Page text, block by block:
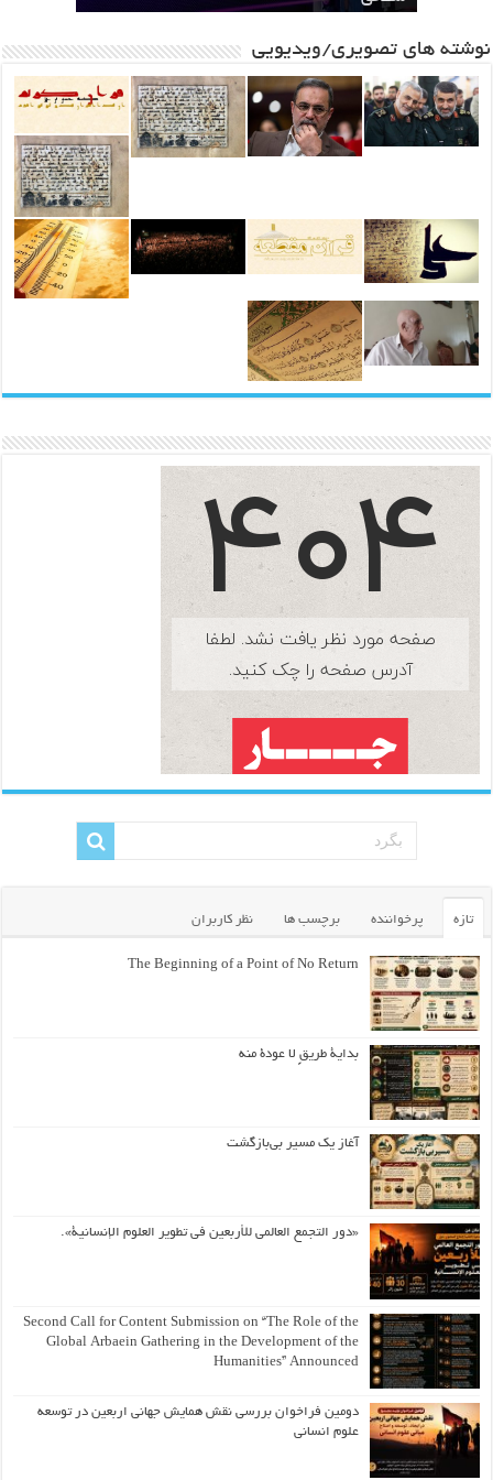
نوشته های تصویری/ویدیویی
تازه پرخواننده برچسب ها نظر کاربران
The Beginning of a Point of No Return
بداية طريقٍ لا عودة منه
آغاز یک مسیر بی‌بازگشت
«دور التجمع العالمي للأربعين في تطوير العلوم الإنسانية».
Second Call for Content Submission on “The Role of the
Global Arbaein Gathering in the Development of the
Humanities” Announced
دومین فراخوان بررسی نقش همایش جهانی اربعین در توسعه
علوم انسانی